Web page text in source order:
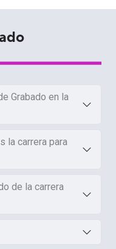
Grabado en la
la carrera para
de la carrera